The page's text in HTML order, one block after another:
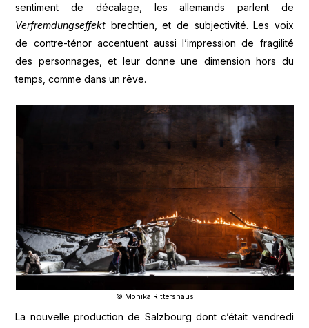
sentiment de décalage, les allemands parlent de
Verfremdungseffekt brechtien, et de subjectivité. Les voix
de contre-ténor accentuent aussi l’impression de fragilité
des personnages, et leur donne une dimension hors du
temps, comme dans un rêve.
© Monika Rittershaus
La nouvelle production de Salzbourg dont c’était vendredi